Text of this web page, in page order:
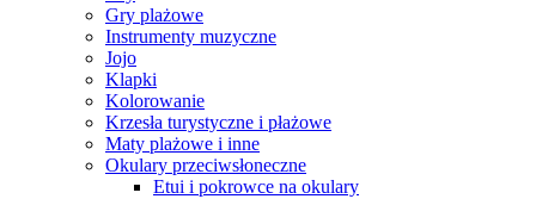
Gry plażowe
Instrumenty muzyczne
Jojo
Klapki
Kolorowanie
Krzesła turystyczne i płażowe
Maty plażowe i inne
Okulary przeciwsłoneczne
Etui i pokrowce na okulary